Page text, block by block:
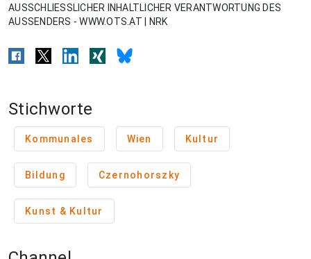
AUSSCHLIESSLICHER INHALTLICHER VERANTWORTUNG DES
AUSSENDERS - WWW.OTS.AT | NRK
Stichworte
Kommunales Wien Kultur
Bildung Czernohorszky
Kunst & Kultur